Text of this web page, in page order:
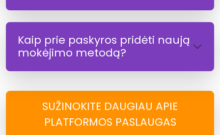
Kaip prie paskyros pridėti naują
mokėjimo metodą?
SUŽINOKITE DAUGIAU APIE
PLATFORMOS PASLAUGAS